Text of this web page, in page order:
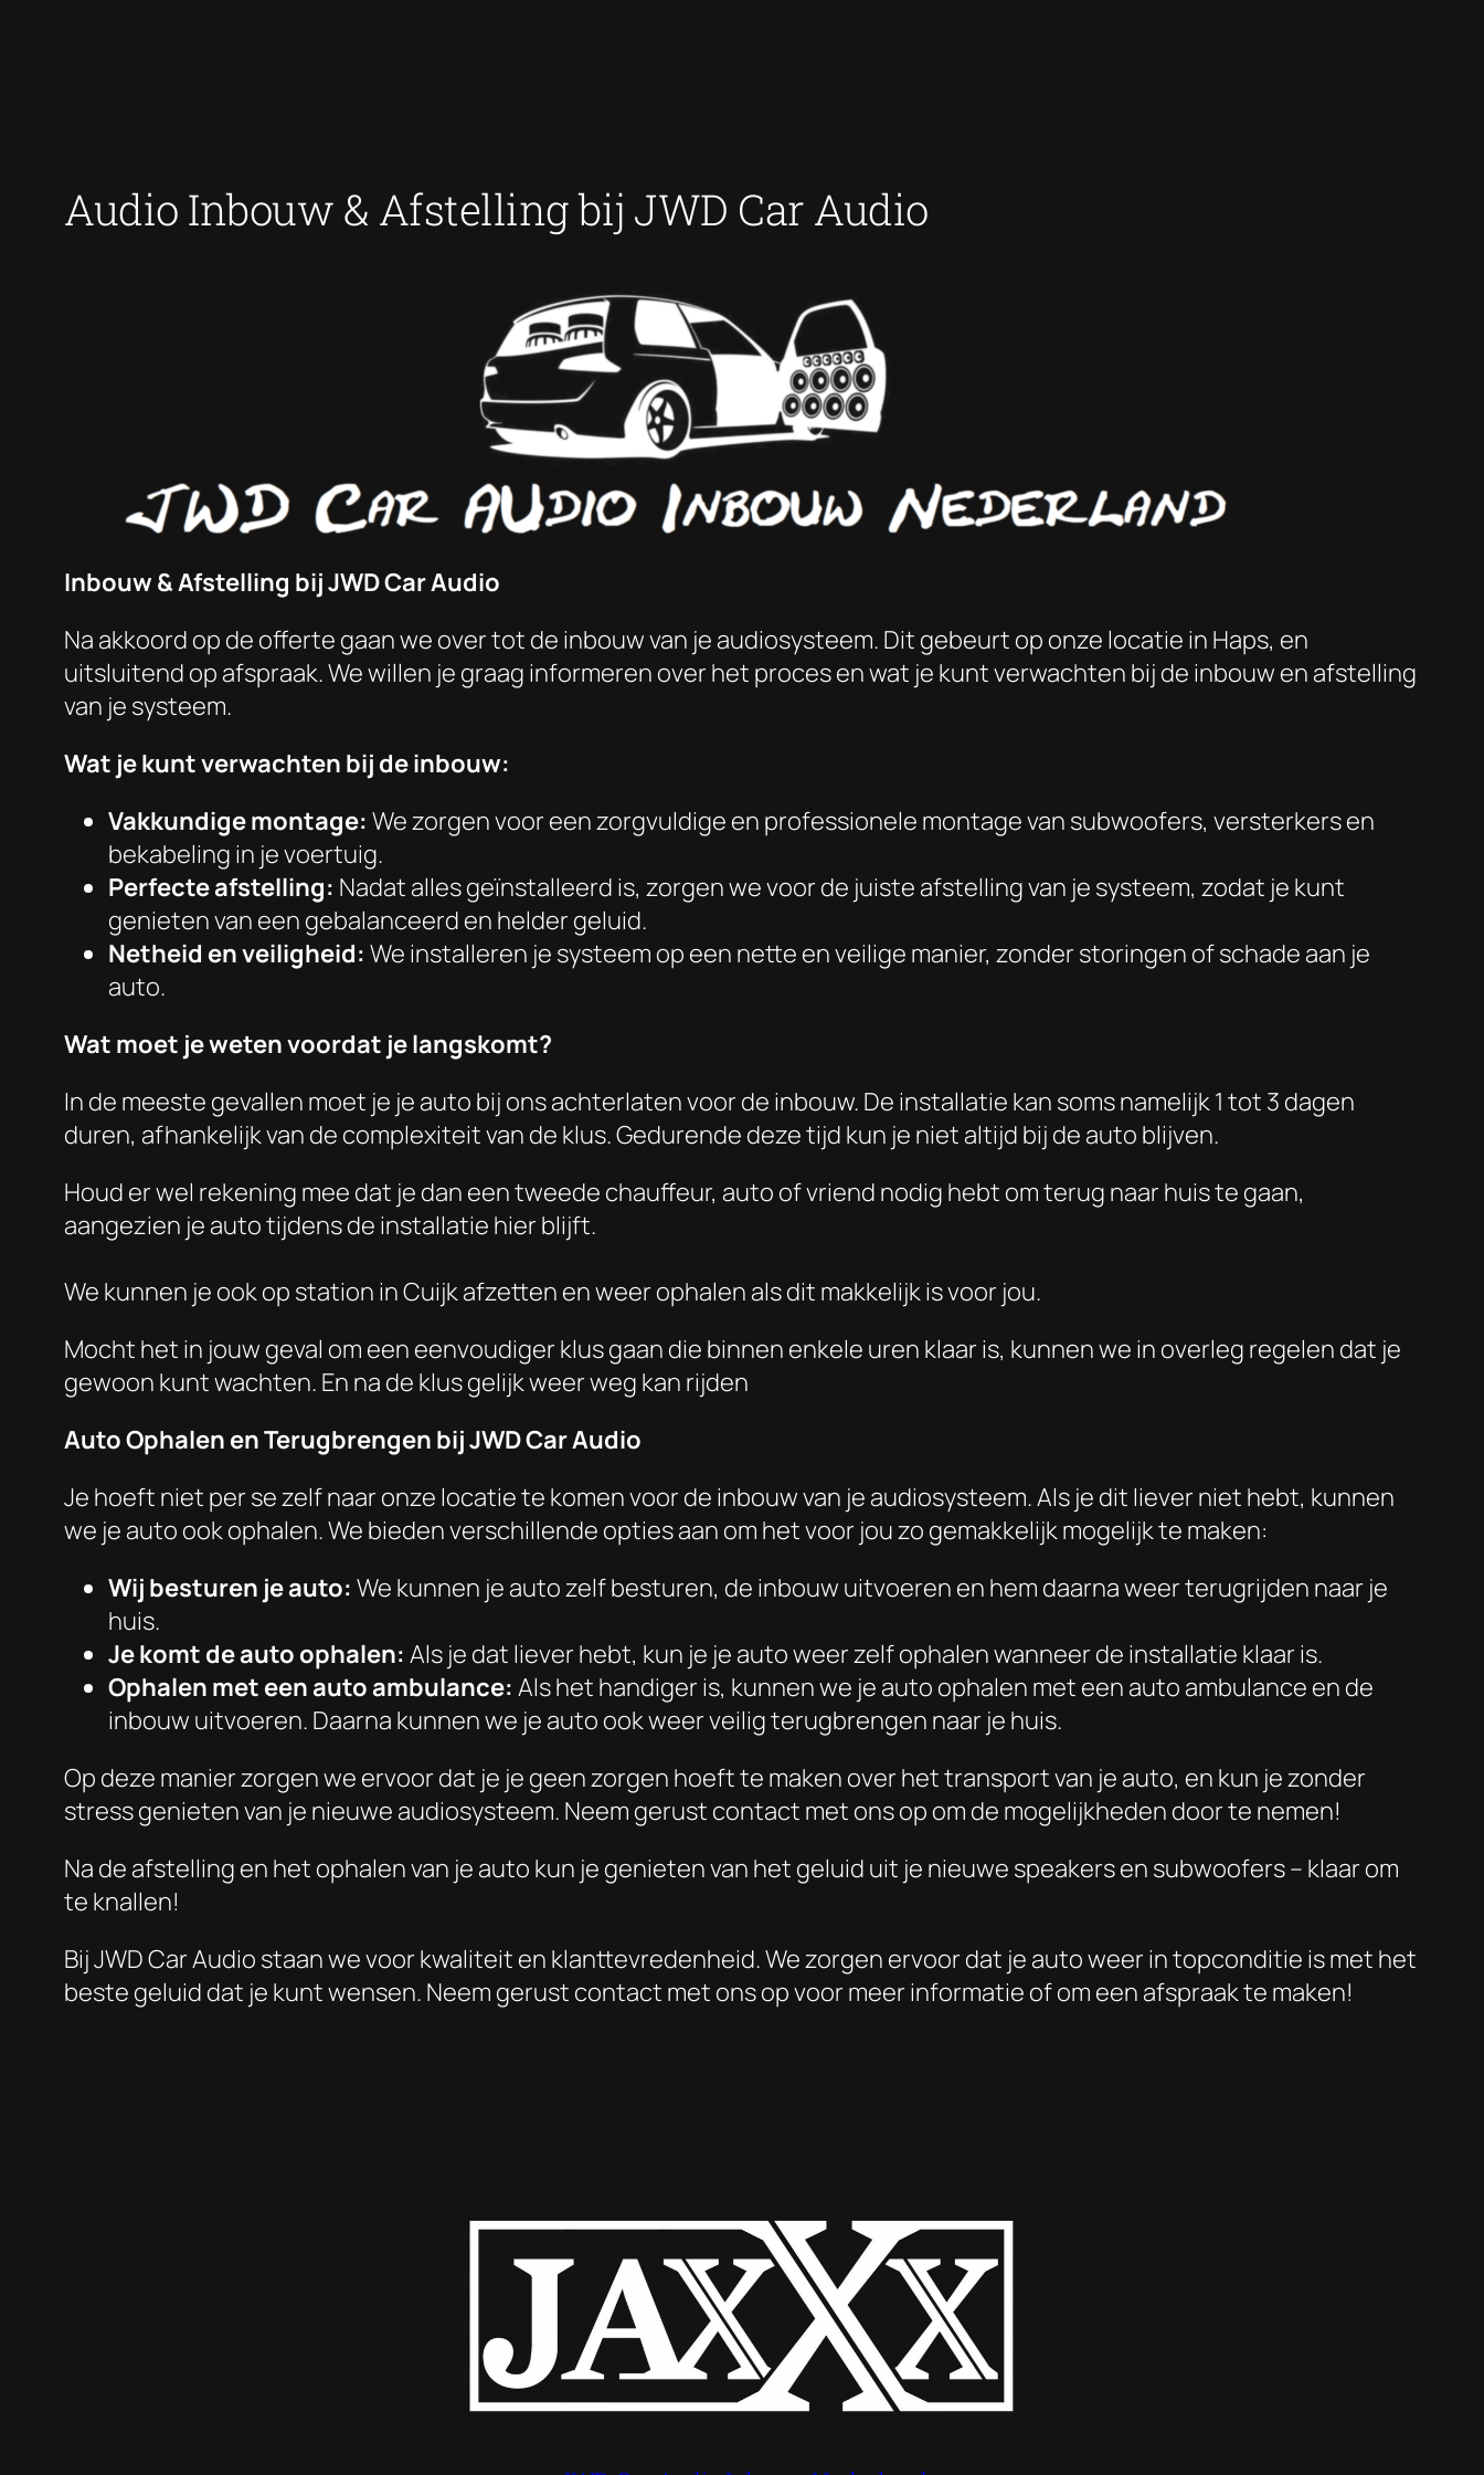
inhoudAudio Inbouw & Afstelling bij JWD Car Audio
Inbouw & Afstelling bij JWD Car Audio
Na akkoord op de offerte gaan we over tot de inbouw van je audiosysteem. Dit gebeurt op onze locatie in Haps, en
uitsluitend op afspraak. We willen je graag informeren over het proces en wat je kunt verwachten bij de inbouw en afstelling
van je systeem.
Wat je kunt verwachten bij de inbouw:
Vakkundige montage: We zorgen voor een zorgvuldige en professionele montage van subwoofers, versterkers en
bekabeling in je voertuig.
Perfecte afstelling: Nadat alles geïnstalleerd is, zorgen we voor de juiste afstelling van je systeem, zodat je kunt
genieten van een gebalanceerd en helder geluid.
Netheid en veiligheid: We installeren je systeem op een nette en veilige manier, zonder storingen of schade aan je
auto.
Wat moet je weten voordat je langskomt?
In de meeste gevallen moet je je auto bij ons achterlaten voor de inbouw. De installatie kan soms namelijk 1 tot 3 dagen
duren, afhankelijk van de complexiteit van de klus. Gedurende deze tijd kun je niet altijd bij de auto blijven.
Houd er wel rekening mee dat je dan een tweede chauffeur, auto of vriend nodig hebt om terug naar huis te gaan,
aangezien je auto tijdens de installatie hier blijft.
We kunnen je ook op station in Cuijk afzetten en weer ophalen als dit makkelijk is voor jou.
Mocht het in jouw geval om een eenvoudiger klus gaan die binnen enkele uren klaar is, kunnen we in overleg regelen dat je
gewoon kunt wachten. En na de klus gelijk weer weg kan rijden
Auto Ophalen en Terugbrengen bij JWD Car Audio
Je hoeft niet per se zelf naar onze locatie te komen voor de inbouw van je audiosysteem. Als je dit liever niet hebt, kunnen
we je auto ook ophalen. We bieden verschillende opties aan om het voor jou zo gemakkelijk mogelijk te maken:
Wij besturen je auto: We kunnen je auto zelf besturen, de inbouw uitvoeren en hem daarna weer terugrijden naar je
huis.
Je komt de auto ophalen: Als je dat liever hebt, kun je je auto weer zelf ophalen wanneer de installatie klaar is.
Ophalen met een auto ambulance: Als het handiger is, kunnen we je auto ophalen met een auto ambulance en de
inbouw uitvoeren. Daarna kunnen we je auto ook weer veilig terugbrengen naar je huis.
Op deze manier zorgen we ervoor dat je je geen zorgen hoeft te maken over het transport van je auto, en kun je zonder
stress genieten van je nieuwe audiosysteem. Neem gerust contact met ons op om de mogelijkheden door te nemen!
Na de afstelling en het ophalen van je auto kun je genieten van het geluid uit je nieuwe speakers en subwoofers – klaar om
te knallen!
Bij JWD Car Audio staan we voor kwaliteit en klanttevredenheid. We zorgen ervoor dat je auto weer in topconditie is met het
beste geluid dat je kunt wensen. Neem gerust contact met ons op voor meer informatie of om een afspraak te maken!